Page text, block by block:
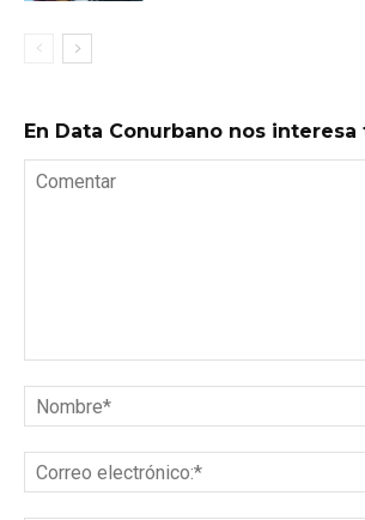
En Data Conurbano nos